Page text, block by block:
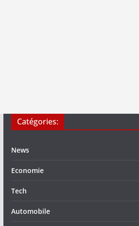
Catégories:
News
Economie
Tech
Automobile